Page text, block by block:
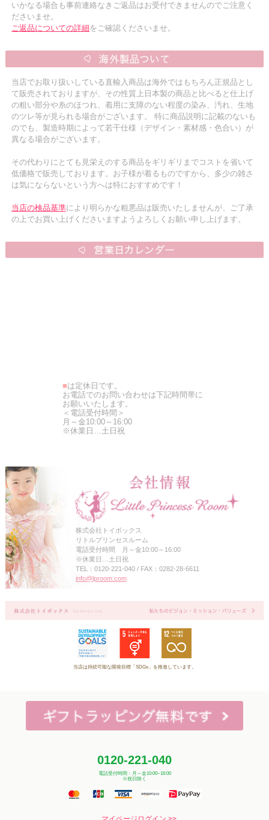
いかなる場合も事前連絡なきご返品はお受付できませんのでご注意く
ださいませ。
ご返品についての詳細をご確認くださいませ。
当店でお取り扱いしている直輸入商品は海外ではもちろん正規品とし
て販売されておりますが、その性質上日本製の商品と比べると仕上げ
の粗い部分や糸のほつれ、着用に支障のない程度の染み、汚れ、生地
のツレ等が見られる場合がございます。 特に商品説明に記載のないも
のでも、製造時期によって若干仕様（デザイン・素材感・色合い）が
異なる場合がございます。
その代わりにとても見栄えのする商品をギリギリまでコストを省いて
低価格で販売しております。お子様が着るものですから、多少の雑さ
は気にならないという方へは特におすすめです！
当店の検品基準により明らかな粗悪品は販売いたしませんが、ご了承
の上でお買い上げくださいますようよろしくお願い申し上げます。
■は定休日です。
お電話でのお問い合わせは下記時間帯に
お願いいたします。
＜電話受付時間＞
月～金10:00～16:00
※休業日…土日祝
株式会社トイボックス
リトルプリンセスルーム
電話受付時間 月～金10:00～16:00
※休業日…土日祝
TEL：0120-221-040 / FAX：0282-28-6611
info@lproom.com
当店は持続可能な開発目標「SDGs」を推進しています。
0120-221-040
電話受付時間：月～金10:00~16:00
※祝日除く